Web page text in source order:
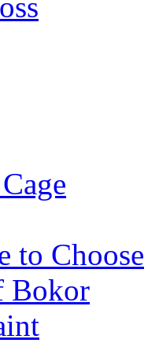
to Choose
Bokor